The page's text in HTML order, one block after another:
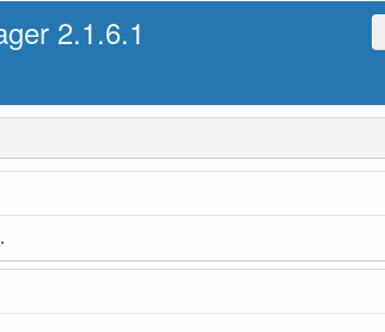
2.1.6.1